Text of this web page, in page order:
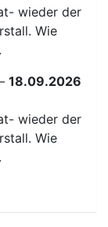
wieder der
Wie
18.09.2026
wieder der
Wie